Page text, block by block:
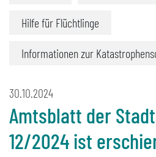
Hilfe für Flüchtlinge
Informationen zur
30.10.2024
Amtsblatt der
12/2024 ist